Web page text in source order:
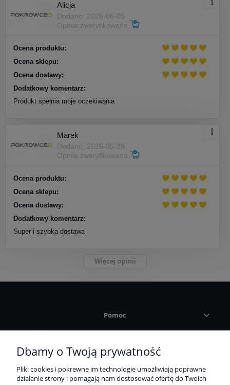
Alicja
Dodano: 2026-06-05
Opinia zweryfikowana
Ocena produktu:
Ocena sklepu:
Ocena dostawy:
Dodatkowy komentarz:
Produkt spełnia moje oczekiwania
Marek
Dodano: 2026-05-29
Opinia zweryfikowana
Ocena produktu:
Ocena sklepu:
Ocena dostawy:
Dodatkowy komentarz:
Super i szybka dostawa
Więcej opinii
Pomoc
Płatności i dostawa
Informacje
Dbamy o Twoją prywatność
Pliki cookies i pokrewne im technologie umożliwiają poprawne
działanie strony i pomagają nam dostosować ofertę do Twoich